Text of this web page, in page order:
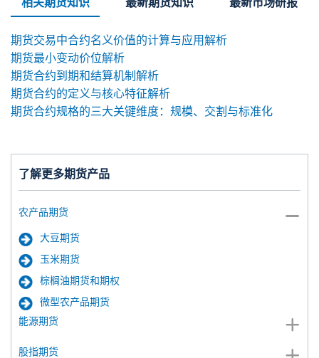
了解更多期货产品
农产品期货
大豆期货
玉米期货
棕榈油期货和期权
微型农产品期货
能源期货
股指期货
相关期货知识 最新期货知识 最新市场研报
期货交易中合约名义价值的计算与应用解析
期货最小变动价位解析
期货合约到期和结算机制解析
期货合约的定义与核心特征解析
期货合约规格的三大关键维度：规模、交割与标准化